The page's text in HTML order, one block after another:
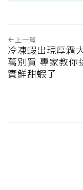
上一篇
冷凍蝦出現厚霜
萬別買 專家教你
實鮮甜蝦子